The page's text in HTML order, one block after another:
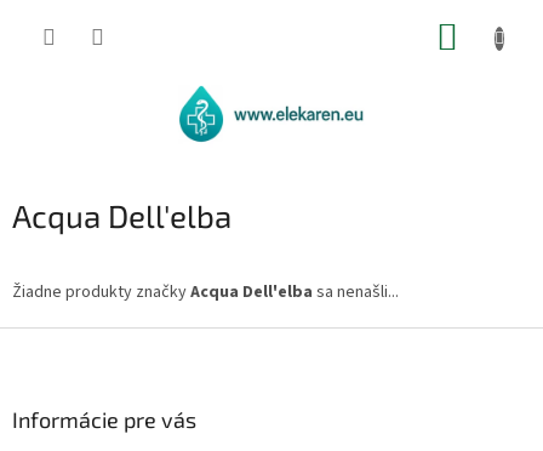
Acqua Dell'elba
Žiadne produkty značkyAcqua Dell'elba sa nenašli...
Informácie pre vás